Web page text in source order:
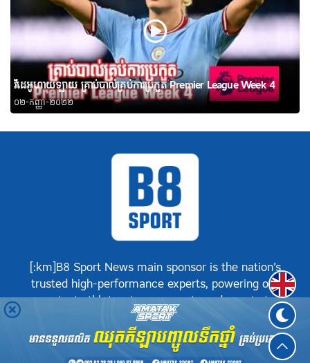
វីដេអូហាយឡាយ គ្រាប់បាល់គ្រប់ការប្រកួត Premier League Week 4
០២-កញ្ញា-២០២២
[:km]B8 Sport News main sponsor is the nation’s
trusted high-performance experts, powering our
greatest athletes, teams, sports and events to
achieve positive success.[:]